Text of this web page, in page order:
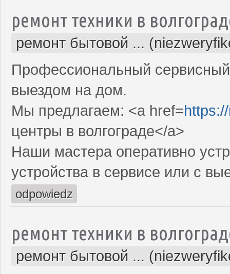
ремонт техники в
ремонт бытовой ...
Профессиональный
выездом на дом.
Мы предлагаем: <a href=
центры в волгограде</a>
Наши мастера оперативно
устройства в сервисе или с
odpowiedz
ремонт техники в
ремонт бытовой ...